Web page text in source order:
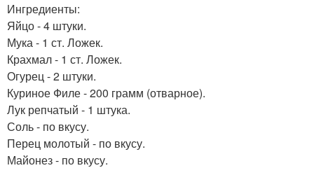
Ингредиенты:
Яйцо - 4 штуки.
Мука - 1 ст. Ложек.
Крахмал - 1 ст. Ложек.
Огурец - 2 штуки.
Куриное Филе - 200 грамм (отварное).
Лук репчатый - 1 штука.
Соль - по вкусу.
Перец молотый - по вкусу.
Майонез - по вкусу.